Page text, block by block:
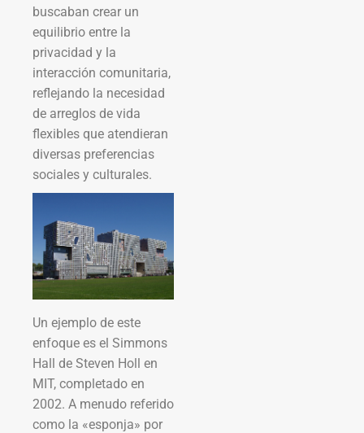
buscaban crear un
equilibrio entre la
privacidad y la
interacción comunitaria,
reflejando la necesidad
de arreglos de vida
flexibles que atendieran
diversas preferencias
sociales y culturales.
Un ejemplo de este
enfoque es el Simmons
Hall de Steven Holl en
MIT, completado en
2002. A menudo referido
como la «esponja» por